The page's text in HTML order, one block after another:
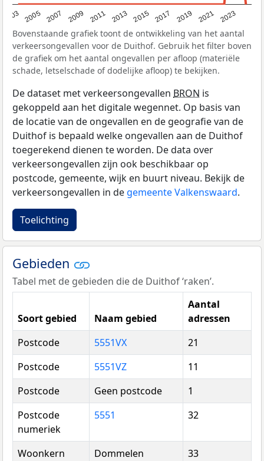
2003 2005 2007 2009 2011 2013 2015 2017 2019 2021 2023
Bovenstaande grafiek toont de ontwikkeling van het aantal
verkeersongevallen voor de Duithof. Gebruik het filter boven
de grafiek om het aantal ongevallen per afloop (materiële
schade, letselschade of dodelijke afloop) te bekijken.
De dataset met verkeersongevallen BRON is
gekoppeld aan het digitale wegennet. Op basis van
de locatie van de ongevallen en de geografie van de
Duithof is bepaald welke ongevallen aan de Duithof
toegerekend dienen te worden. De data over
verkeersongevallen zijn ook beschikbaar op
postcode, gemeente, wijk en buurt niveau. Bekijk de
verkeersongevallen in de gemeente Valkenswaard.
Toelichting
Gebieden
Tabel met de gebieden die de Duithof ‘raken’.
Soort gebied Naam gebied
Aantal
adressen
Postcode
5551VX
21
Postcode
5551VZ
11
Postcode
Geen postcode
1
Postcode
numeriek
5551 32
Woonkern Dommelen
33